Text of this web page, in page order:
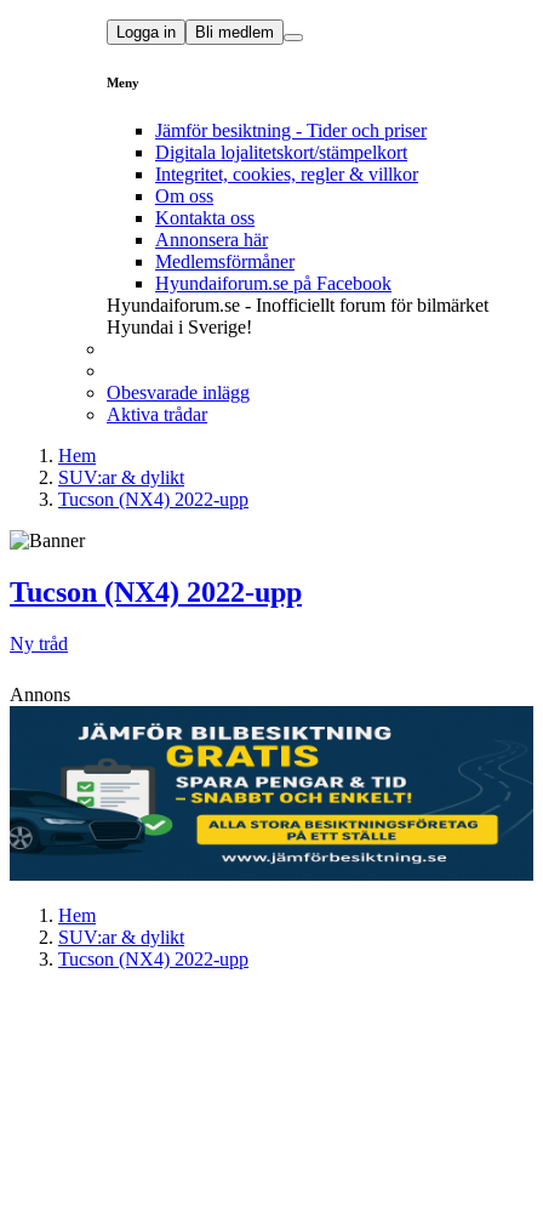
Logga in Bli medlem
Meny
Jämför besiktning - Tider och priser
Digitala lojalitetskort/stämpelkort
Integritet, cookies, regler & villkor
Om oss
Kontakta oss
Annonsera här
Medlemsförmåner
Hyundaiforum.se på Facebook
Hyundaiforum.se - Inofficiellt forum för bilmärket
Hyundai i Sverige!
Obesvarade inlägg
Aktiva trådar
Hem
SUV:ar & dylikt
Tucson (NX4) 2022-upp
Tucson (NX4) 2022-upp
Ny tråd
Annons
Hem
SUV:ar & dylikt
Tucson (NX4) 2022-upp